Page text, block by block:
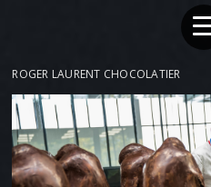
ROGER LAURENT CHOCOLATIER